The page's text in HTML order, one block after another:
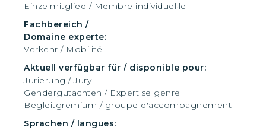
Einzelmitglied / Membre individuel·le
Fachbereich /
Domaine experte:
Verkehr / Mobilité
Aktuell verfügbar für / disponible pour:
Jurierung / Jury
Gendergutachten / Expertise genre
Begleitgremium / groupe d'accompagnement
Sprachen / langues: